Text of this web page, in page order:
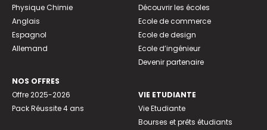
Physique Chimie
Anglais
Espagnol
Allemand
NOS OFFRES
Offre 2025-2026
Pack Réussite 4 ans
Découvrir les écoles
Ecole de commerce
Ecole de design
Ecole d’ingénieur
Devenir partenaire
VIE ETUDIANTE
Vie Etudiante
Bourses et prêts étudiants